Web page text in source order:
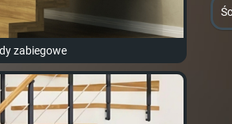
zabiegowe